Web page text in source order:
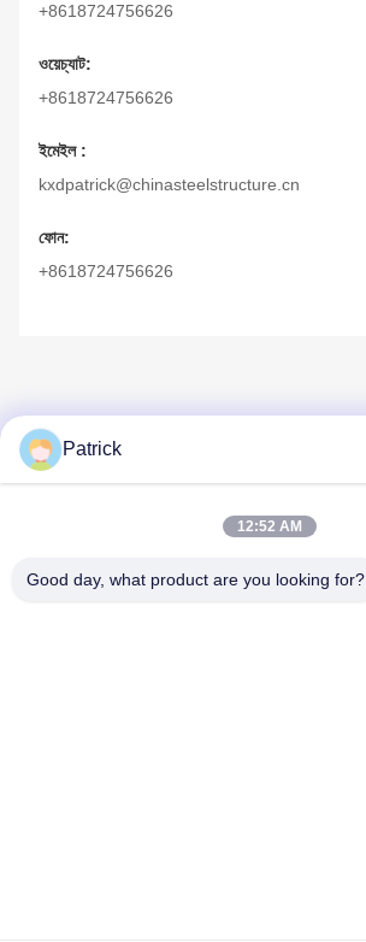
+8618724756626
ওয়েচ্যাট:
+8618724756626
ইমেইল :
kxdpatrick@chinasteelstructure.cn
ফোন:
+8618724756626
Patrick
12:52 AM
Good day, what product are you looking for?